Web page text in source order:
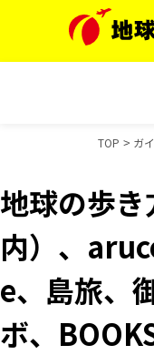
TOP ガ
地球の歩
内）、
e、島旅、
ボ、